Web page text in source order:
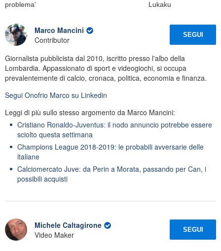
problema'
Lukaku
Marco Mancini
Contributor
SEGUI
Giornalista pubblicista dal 2010, iscritto presso l'albo della
Lombardia. Appassionato di sport e videogiochi, si occupa
prevalentemente di calcio, cronaca, politica, economia e finanza.
Segui Onofrio Marco su Linkedin
Leggi di più sullo stesso argomento da Marco Mancini:
Cristiano Ronaldo-Juventus: il nodo annuncio potrebbe essere
sciolto questa settimana
Champions League 2018-2019: le probabili avversarie delle
italiane
Calciomercato Juve: da Perin a Morata, passando per Can, i
possibili acquisti
Michele Caltagirone
Video Maker
SEGUI